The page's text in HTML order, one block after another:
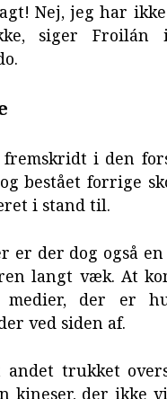
Nej, jeg har
siger
i den
bestået forrige
i stand til.
er der dog også
langt væk. At
medier, der er
ved siden af.
trukket
kineser, der ikke